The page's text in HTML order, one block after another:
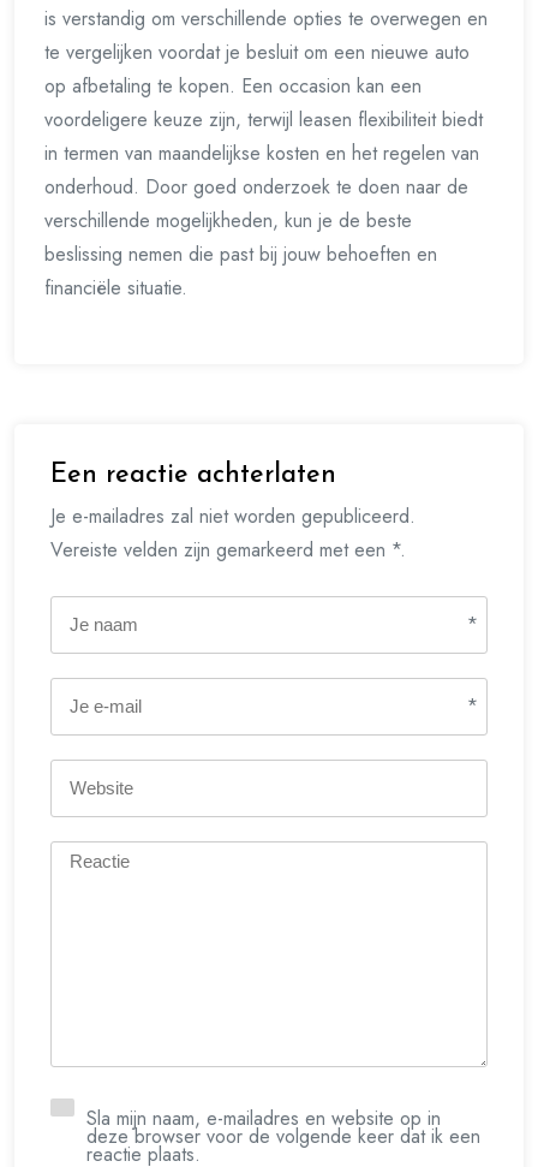
is verstandig om verschillende opties te overwegen en
te vergelijken voordat je besluit om een nieuwe auto
op afbetaling te kopen. Een occasion kan een
voordeligere keuze zijn, terwijl leasen flexibiliteit biedt
in termen van maandelijkse kosten en het regelen van
onderhoud. Door goed onderzoek te doen naar de
verschillende mogelijkheden, kun je de beste
beslissing nemen die past bij jouw behoeften en
financiële situatie.
Een reactie achterlaten
Je e-mailadres zal niet worden gepubliceerd.
Vereiste velden zijn gemarkeerd met een *.
*
*
Sla mijn naam, e-mailadres en website op in
deze browser voor de volgende keer dat ik een
reactie plaats.